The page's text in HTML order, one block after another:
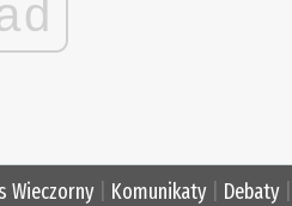
Wieczorny Komunikaty Debaty